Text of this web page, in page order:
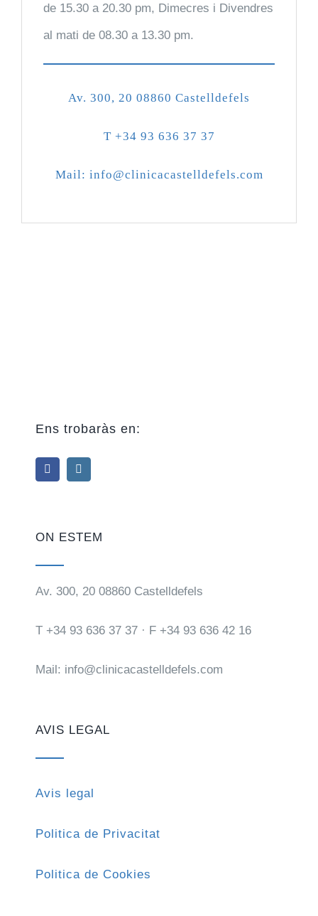
de 15.30 a 20.30 pm, Dimecres i Divendres
al mati de 08.30 a 13.30 pm.
Av. 300, 20 08860 Castelldefels
T +34 93 636 37 37
Mail: info@clinicacastelldefels.com
Ens trobaràs en:
ON ESTEM
Av. 300, 20 08860 Castelldefels
T +34 93 636 37 37 · F +34 93 636 42 16
Mail: info@clinicacastelldefels.com
AVIS LEGAL
Avis legal
Politica de Privacitat
Politica de Cookies